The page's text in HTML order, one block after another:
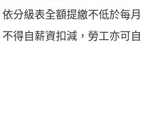
分級表全額提繳不低於每月
得自薪資扣減，勞工亦可自